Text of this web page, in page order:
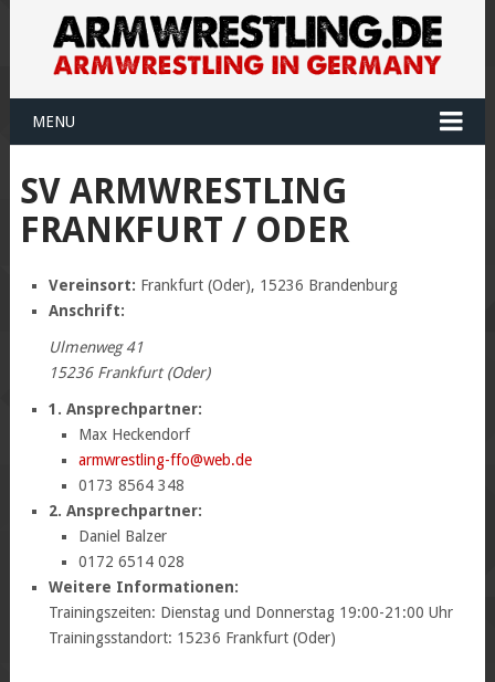
MENU
SV ARMWRESTLING
FRANKFURT / ODER
Vereinsort: Frankfurt (Oder), 15236 Brandenburg
Anschrift:
Ulmenweg 41
15236 Frankfurt (Oder)
1. Ansprechpartner:
Max Heckendorf
armwrestling-ffo@web.de
0173 8564 348
2. Ansprechpartner:
Daniel Balzer
0172 6514 028
Weitere Informationen:
Trainingszeiten: Dienstag und Donnerstag 19:00-21:00 Uhr
Trainingsstandort: 15236 Frankfurt (Oder)